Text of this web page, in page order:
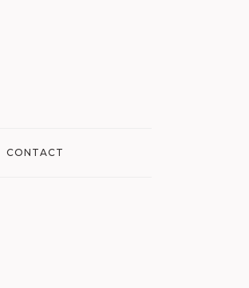
CONTACT